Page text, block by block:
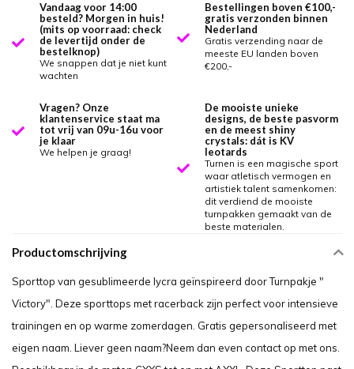
Vandaag voor 14:00
besteld? Morgen in huis!
(mits op voorraad: check
de levertijd onder de
bestelknop)
We snappen dat je niet kunt
wachten
Bestellingen boven €100,-
gratis verzonden binnen
Nederland
Gratis verzending naar de
meeste EU landen boven
€200,-
Vragen? Onze
klantenservice staat ma
tot vrij van 09u-16u voor
je klaar
We helpen je graag!
De mooiste unieke
designs, de beste pasvorm
en de meest shiny
crystals: dát is KV
leotards
Turnen is een magische sport
waar atletisch vermogen en
artistiek talent samenkomen:
dit verdiend de mooiste
turnpakken gemaakt van de
beste materialen.
Productomschrijving
Sporttop van gesublimeerde lycra geïnspireerd door Turnpakje "
Victory". Deze sporttops met racerback zijn perfect voor intensieve
trainingen en op warme zomerdagen. Gratis gepersonaliseerd met
eigen naam. Liever geen naam?Neem dan even contact op met ons.